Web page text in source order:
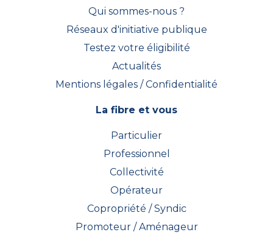
Qui sommes-nous ?
Réseaux d'initiative publique
Testez votre éligibilité
Actualités
Mentions légales / Confidentialité
La fibre et vous
Particulier
Professionnel
Collectivité
Opérateur
Copropriété / Syndic
Promoteur / Aménageur